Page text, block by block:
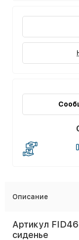
Описание
Артикул
сиденье